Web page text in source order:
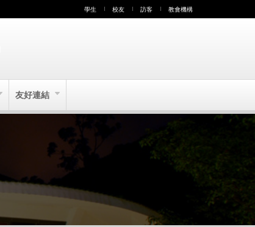
學生 校友 訪客 教會機構
友好連結